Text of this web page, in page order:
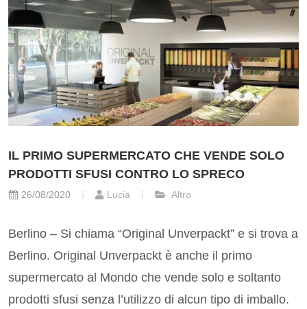
IL PRIMO SUPERMERCATO CHE VENDE SOLO
PRODOTTI SFUSI CONTRO LO SPRECO
26/08/2020 Lucia Altro
Berlino – Si chiama “Original Unverpackt” e si trova a
Berlino. Original Unverpackt è anche il primo
supermercato al Mondo che vende solo e soltanto
prodotti sfusi senza l’utilizzo di alcun tipo di imballo.